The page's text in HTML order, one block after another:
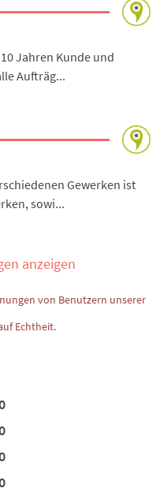
Jahren Kunde und
Aufträg...
Gewerken ist
sowi...
anzeigen
von Benutzern unserer
Echtheit.